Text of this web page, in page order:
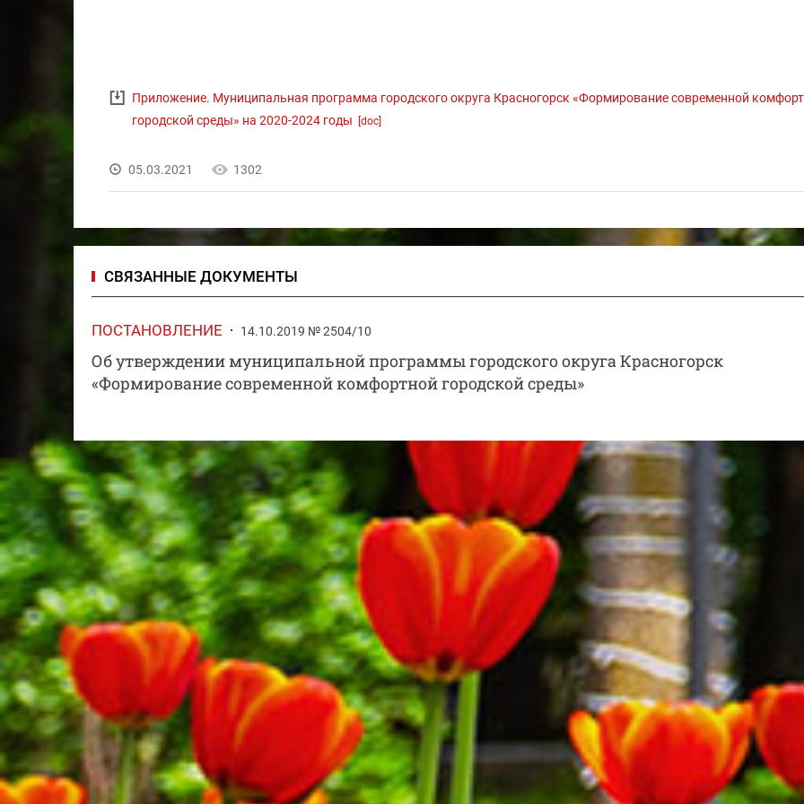
Приложение. Муниципальная программа городского округа Красногорск «Формирование современной
городской среды» на 2020-2024 годы
[doc]
05.03.2021 1302
СВЯЗАННЫЕ ДОКУМЕНТЫ
ПОСТАНОВЛЕНИЕ 14.10.2019 № 2504/10
Об утверждении муниципальной программы городского округа Красногорск
«Формирование современной комфортной городской среды»